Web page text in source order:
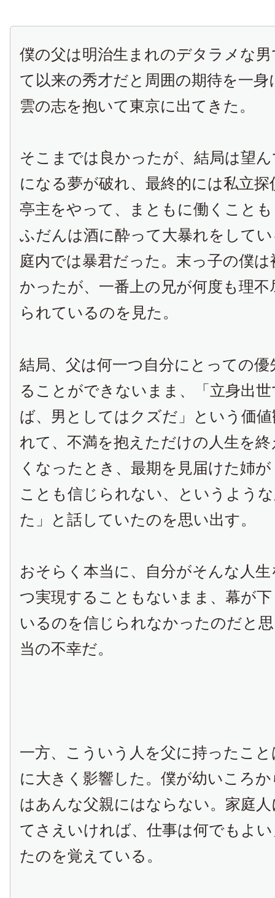
僕の父は明治生まれのデタラメな
て以来の秀才だと周囲の期待を一身
雲の志を抱いて東京に出てきた。
そこまでは良かったが、結局は望
になる夢が破れ、最終的には私立
亭主をやって、まともに働くこと
ふだんは酒に酔って大暴れをして
庭内では暴君だった。末っ子の僕
かったが、一番上の兄が何度も理不
られているのを見た。
結局、父は何一つ自分にとっての優
ることができないまま、「立身出
ば、男としてはクズだ」という価
れて、不満を抱えただけの人生を
くなったとき、最期を見届けた姉
ことも信じられない、というよう
た」と話していたのを思い出す。
おそらく本当に、自分がそんな人
つ実現することもないまま、幕が
いるのを信じられなかったのだと
当の不幸だ。
一方、こういう人を父に持ったこ
に大きく影響した。僕が幼いころ
はあんな父親にはならない。家庭
てさえいければ、仕事は何でもよ
たのを覚えている。